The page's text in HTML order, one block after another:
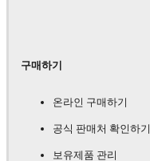
구매하기
온라인 구매하기
공식 판매처 확인하기
보유제품 관리